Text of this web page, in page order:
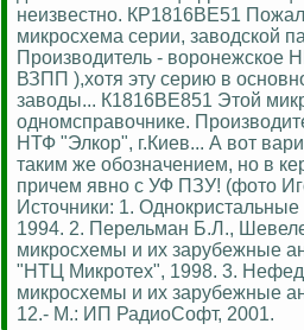
неизвестно. КР1816ВЕ51
микросхема серии, заводской
Производитель - воронежское
ВЗПП ),хотя эту серию в
заводы... К1816ВЕ851 Этой
одномсправочнике.
НТФ "Элкор", г.Киев... А вот
таким же обозначением, но в
причем явно с УФ ПЗУ! (фото
Источники: 1.
1994. 2. Перельман Б.Л.,
микросхемы и их зарубежные
"НТЦ Микротех", 1998. 3.
микросхемы и их зарубежные
12.- М.: ИП РадиоСофт, 2001.